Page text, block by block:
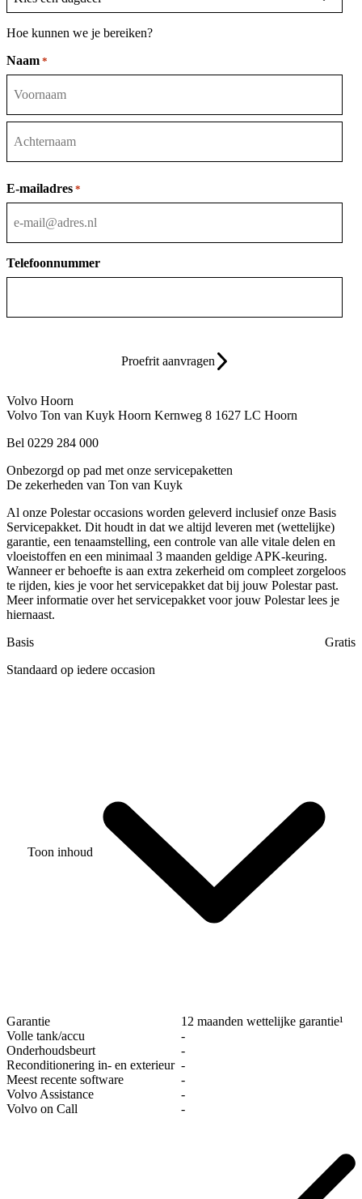
Hoe kunnen we je bereiken?
Naam *
Voornaam
E-mailadres *
Telefoonnummer
Proefrit aanvragen
Volvo Hoorn
Volvo Ton van Kuyk Hoorn Kernweg 8 1627 LC Hoorn
Bel 0229 284 000
Onbezorgd op pad met onze servicepaketten
De zekerheden van Ton van Kuyk
Al onze Polestar occasions worden geleverd inclusief onze Basis
Servicepakket. Dit houdt in dat we altijd leveren met (wettelijke)
garantie, een tenaamstelling, een controle van alle vitale delen en
vloeistoffen en een minimaal 3 maanden geldige APK-keuring.
Wanneer er behoefte is aan extra zekerheid om compleet zorgeloos
te rijden, kies je voor het servicepakket dat bij jouw Polestar past.
Meer informatie over het servicepakket voor jouw Polestar lees je
hiernaast.
Basis
Gratis
Standaard op iedere occasion
Toon inhoud
Garantie
12 maanden wettelijke garantie¹
Volle tank/accu
‐
Onderhoudsbeurt
‐
Reconditionering in- en exterieur ‐
Meest recente software
‐
Volvo Assistance
‐
Volvo on Call
‐